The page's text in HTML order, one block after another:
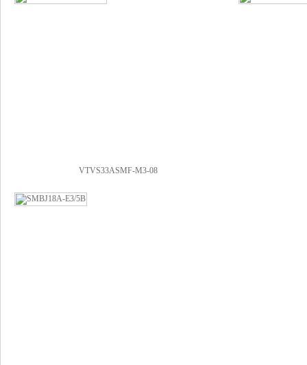
VTVS33ASMF-M3-08